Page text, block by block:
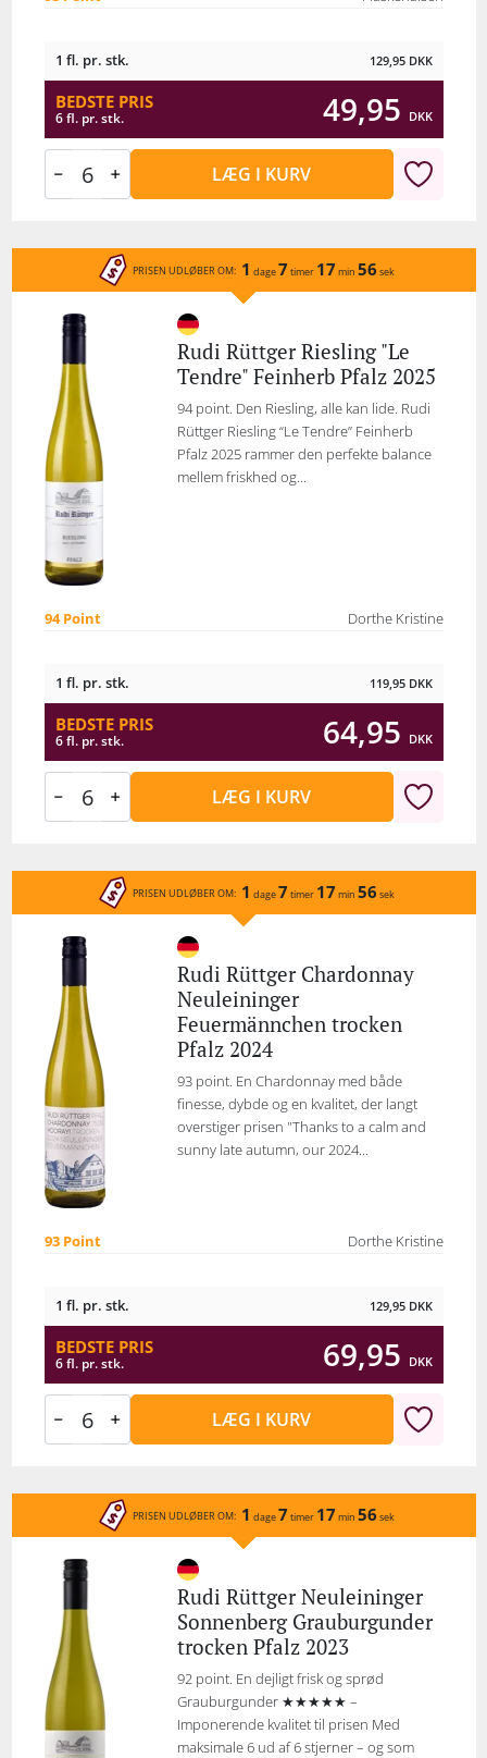
1 fl. pr. stk. 129,95 DKK
BEDSTE PRIS
6 fl. pr. stk. 49,95 DKK
LÆG I KURV
PRISEN UDLØBER OM: 1 dage7 timer 17 min 56 sek
Rudi Rüttger Riesling "Le
Tendre" Feinherb Pfalz 2025
94 point. Den Riesling, alle kan lide. Rudi
Rüttger Riesling “Le Tendre” Feinherb
Pfalz 2025 rammer den perfekte balance
mellem friskhed og...
94 Point Dorthe Kristine
1 fl. pr. stk. 119,95 DKK
BEDSTE PRIS
6 fl. pr. stk. 64,95 DKK
LÆG I KURV
PRISEN UDLØBER OM: 1 dage7 timer 17 min 56 sek
Rudi Rüttger Chardonnay
Neuleininger
Feuermännchen trocken
Pfalz 2024
93 point. En Chardonnay med både
finesse, dybde og en kvalitet, der langt
overstiger prisen "Thanks to a calm and
sunny late autumn, our 2024...
93 Point Dorthe Kristine
1 fl. pr. stk. 129,95 DKK
BEDSTE PRIS
6 fl. pr. stk. 69,95 DKK
LÆG I KURV
PRISEN UDLØBER OM: 1 dage7 timer 17 min 56 sek
Rudi Rüttger Neuleininger
Sonnenberg Grauburgunder
trocken Pfalz 2023
92 point. En dejligt frisk og sprød
Grauburgunder ★★★★★ –
Imponerende kvalitet til prisen Med
maksimale 6 ud af 6 stjerner – og som